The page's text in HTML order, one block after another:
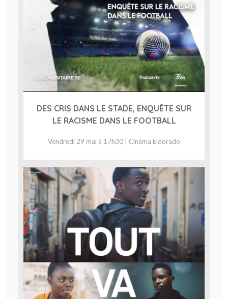
DES CRIS DANS LE STADE, ENQUÊTE SUR
LE RACISME DANS LE FOOTBALL
Vendredi 29 mai à 17h30 | Cinéma Eldorado